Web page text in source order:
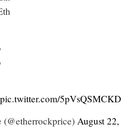
pic.twitter.com/5pVsQSMCKD
August 22,